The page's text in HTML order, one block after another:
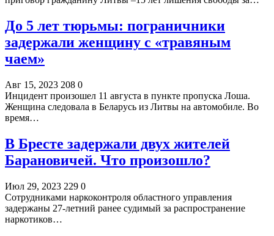
До 5 лет тюрьмы: пограничники
задержали женщину с «травяным
чаем»
Авг 15, 2023 208 0
Инцидент произошел 11 августа в пункте пропуска Лоша.
Женщина следовала в Беларусь из Литвы на автомобиле. Во
время…
В Бресте задержали двух жителей
Барановичей. Что произошло?
Июл 29, 2023 229 0
Сотрудниками наркоконтроля областного управления
задержаны 27-летний ранее судимый за распространение
наркотиков…